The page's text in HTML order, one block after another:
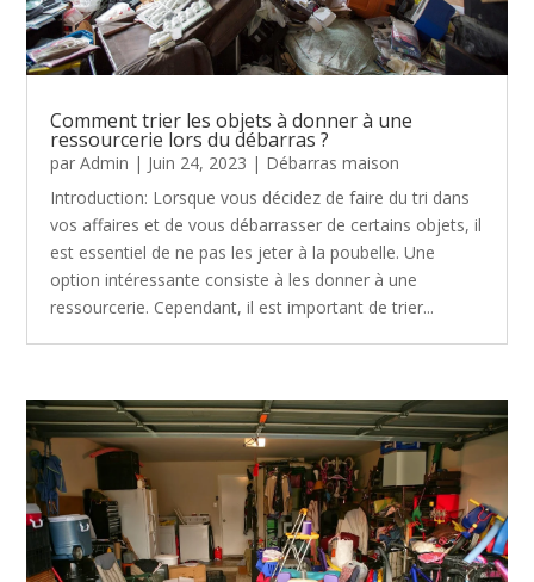
Comment trier les objets à donner à une
ressourcerie lors du débarras ?
parAdmin | Juin 24, 2023 | Débarras maison
Introduction: Lorsque vous décidez de faire du tri dans
vos affaires et de vous débarrasser de certains objets, il
est essentiel de ne pas les jeter à la poubelle. Une
option intéressante consiste à les donner à une
ressourcerie. Cependant, il est important de trier...